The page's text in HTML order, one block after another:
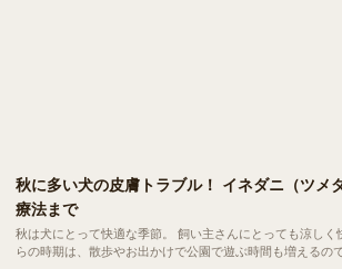
秋に多い犬の皮膚トラブル！ イネダニ（ツメ
療法まで
秋は犬にとって快適な季節。 飼い主さんにとっても涼しく快適になってくるこれか
らの時期は、散歩やお出かけで公園で遊ぶ時間も増えるの